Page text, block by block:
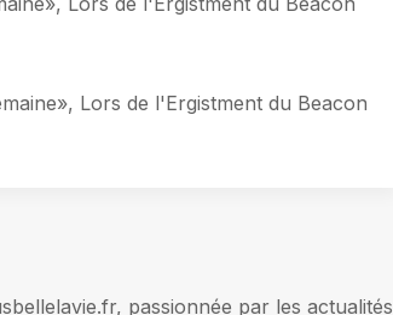
Lors de l'Ergistment du Beacon
passionnée par les actualités